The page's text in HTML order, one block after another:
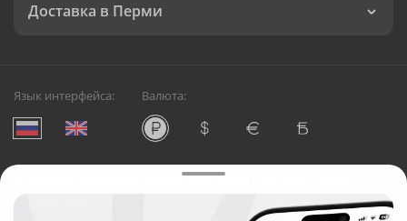
Доставка в Перми
Язык интерфейса: Валюта:
Служба круглосуточной доставки цветов в Перми
Русский Букет, 2026